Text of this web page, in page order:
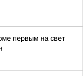
первым на свет